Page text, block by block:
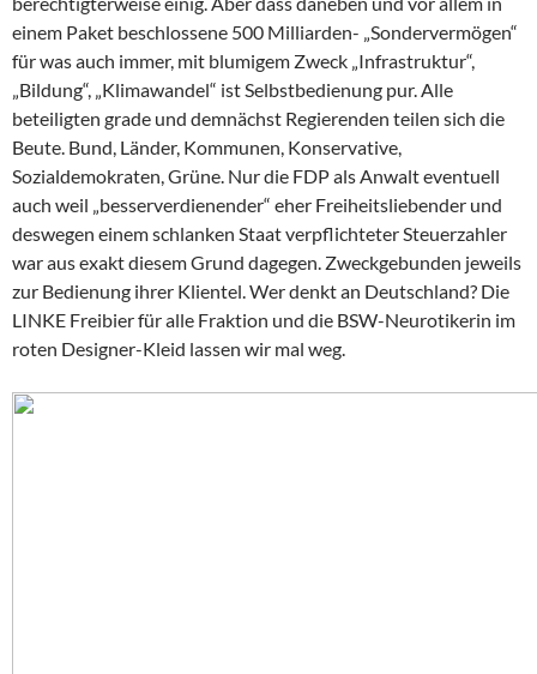
einem Paket beschlossene 500 Milliarden- „Sondervermögen“
für was auch immer, mit blumigem Zweck „Infrastruktur“,
„Bildung“, „Klimawandel“ ist Selbstbedienung pur. Alle
beteiligten grade und demnächst Regierenden teilen sich die
Beute. Bund, Länder, Kommunen, Konservative,
Sozialdemokraten, Grüne. Nur die FDP als Anwalt eventuell
auch weil „besserverdienender“ eher Freiheitsliebender und
deswegen einem schlanken Staat verpflichteter Steuerzahler
war aus exakt diesem Grund dagegen. Zweckgebunden jeweils
zur Bedienung ihrer Klientel. Wer denkt an Deutschland? Die
LINKE Freibier für alle Fraktion und die BSW-Neurotikerin im
roten Designer-Kleid lassen wir mal weg.